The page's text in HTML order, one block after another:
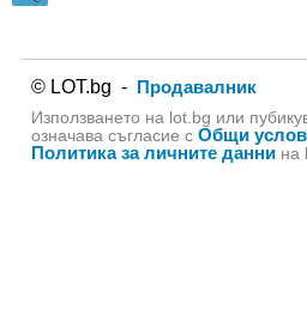
© LOT.bg - Продавалник
Използването на lot.bg или
означава съгласие с Общи
Политика за личните даннина